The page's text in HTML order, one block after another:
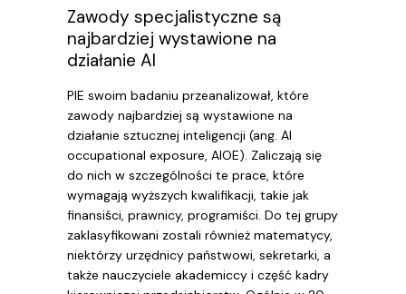
Zawody specjalistyczne są
najbardziej wystawione na
działanie AI
PIE swoim badaniu przeanalizował, które
zawody najbardziej są wystawione na
działanie sztucznej inteligencji (ang. AI
occupational exposure, AIOE). Zaliczają się
do nich w szczególności te prace, które
wymagają wyższych kwalifikacji, takie jak
finansiści, prawnicy, programiści. Do tej grupy
zaklasyfikowani zostali również matematycy,
niektórzy urzędnicy państwowi, sekretarki, a
także nauczyciele akademiccy i część kadry